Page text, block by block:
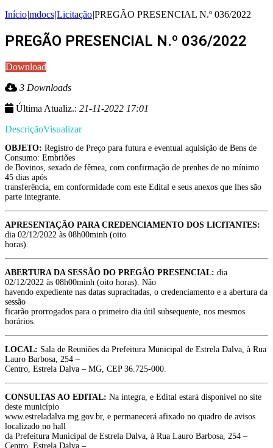
Início|mdocs|Licitação|PREGÃO PRESENCIAL N.º 036/2022
PREGÃO PRESENCIAL N.º 036/2022
Download
3 Downloads
Última Atualiz.: 21-11-2022 17:01
DescriçãoVisualizar
OBJETO: Registro de Preço para futura e eventual aquisição de Bens de
Consumo: Embriões
de Bovinos, sexado de fêmea, com confirmação de prenhes de no mínimo
45 dias após
transferência, em conformidade com este Edital e seus anexos que lhes são
parte integrante.
APRESENTAÇÃO PARA CREDENCIAMENTO DOS LICITANTES:
dia 02/12/2022 às 08h00minh (oito
horas).
ABERTURA DA SESSÃO DO PREGÃO PRESENCIAL: dia
02/12/2022 às 08h00minh (oito horas). Não
havendo expediente nas datas supracitadas, o credenciamento e a abertura da
sessão
ficarão prorrogados para o primeiro dia útil subsequente, nos mesmos
horários.
LOCAL: Sala de Reuniões da Prefeitura Municipal de Estrela Dalva, à Rua
Lauro Barbosa, 254 –
Centro, Estrela Dalva – MG, CEP 36.725-000.
CONSULTAS AO EDITAL: Na íntegra, e Edital estará disponível no site
deste município
www.estreladalva.mg.gov.br, e permanecerá afixado no quadro de avisos
localizado no hall
da Prefeitura Municipal de Estrela Dalva, à Rua Lauro Barbosa, 254 –
Centro, Estrela Dalva –